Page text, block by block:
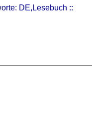
DE,Lesebuch ::